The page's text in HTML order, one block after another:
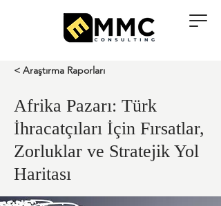
< Araştırma Raporları
Afrika Pazarı: Türk
İhracatçıları İçin Fırsatlar,
Zorluklar ve Stratejik Yol
Haritası